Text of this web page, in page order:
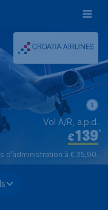
€139*
Vol A/R, a.p.d.
à € 25,90.